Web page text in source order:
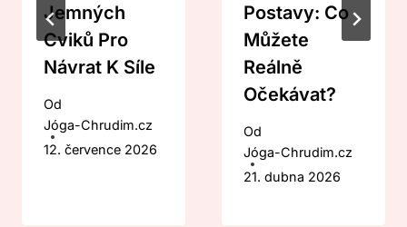
Jemných
Cviků Pro
Návrat K Síle
Od
Jóga-Chrudim.cz
12. července 2026
Postavy: Co
Můžete
Reálně
Očekávat?
Od
Jóga-Chrudim.cz
21. dubna 2026